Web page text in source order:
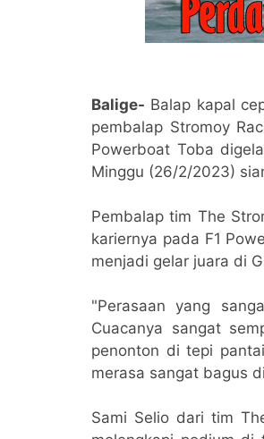
Balige- Balap kapal
pembalap Stromoy
Powerboat Toba
Minggu (26/2/2023)
Pembalap tim The
kariernya pada F1
menjadi gelar juara di
"Perasaan yang
Cuacanya sangat
penonton di tepi
merasa sangat bagus
Sami Selio dari tim